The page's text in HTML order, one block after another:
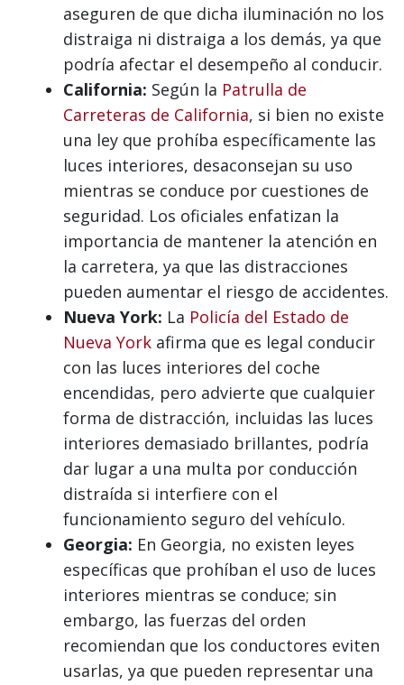
aseguren de que dicha iluminación no los
distraiga ni distraiga a los demás, ya que
podría afectar el desempeño al conducir.
California: Según la Patrulla de
Carreteras de California, si bien no existe
una ley que prohíba específicamente las
luces interiores, desaconsejan su uso
mientras se conduce por cuestiones de
seguridad. Los oficiales enfatizan la
importancia de mantener la atención en
la carretera, ya que las distracciones
pueden aumentar el riesgo de accidentes.
Nueva York: La Policía del Estado de
Nueva York afirma que es legal conducir
con las luces interiores del coche
encendidas, pero advierte que cualquier
forma de distracción, incluidas las luces
interiores demasiado brillantes, podría
dar lugar a una multa por conducción
distraída si interfiere con el
funcionamiento seguro del vehículo.
Georgia: En Georgia, no existen leyes
específicas que prohíban el uso de luces
interiores mientras se conduce; sin
embargo, las fuerzas del orden
recomiendan que los conductores eviten
usarlas, ya que pueden representar una